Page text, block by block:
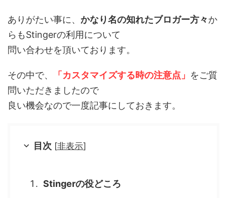
ありがたい事に、 かなり名の知れたブロガー方々か
らもStingerの利用について
問い合わせを頂いております。
その中で、 「カスタマイズする時の注意点」 をご質
問いただきましたので
良い機会なので一度記事にしておきます。
目次 [非表示]
Stingerの役どころ